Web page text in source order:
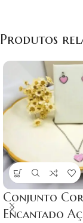
Produtos
Conjunto
Encantado